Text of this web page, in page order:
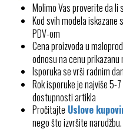
Molimo Vas proverite da li
Kod svih modela
PDV-om
Cena proizvoda u
odnosu na cenu prikazanu
Isporuka se vrši radnim
Rok isporuke je najviše 5-
dostupnosti artikla
Pročitajte Uslove
nego što izvršite narudžbu.